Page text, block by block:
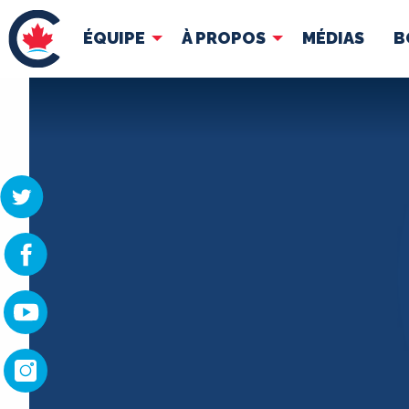
ÉQUIPE À PROPOS MÉDIAS
ÉQUIPE À